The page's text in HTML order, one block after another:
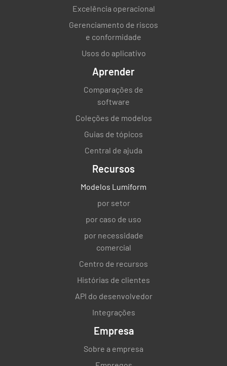
Excelência operacional
Gerenciamento de riscos
e conformidade
Usos do aplicativo
Aprender
Comparações de
software
Coleções de modelos
Guias de tópicos
Central de ajuda
Recursos
Modelos Lumiform
por setor
por caso de uso
por necessidade
comercial
Centro de recursos
Histórias de clientes
API do desenvolvedor
Integrações
Empresa
Sobre a empresa